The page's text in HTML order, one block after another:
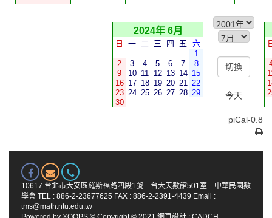
2024年 6月
日 一 二 三 四 五
六
1
2
3 4 5 6 7
8
9
10 11 12 13 14 15
16 17 18 19 20 21 22
23 24 25 26 27 28 29
30
今天
piCal-0.8
10617 台北市大安區羅斯福路四段1號 台大天數館501室 中華民國數
學會 TEL : 886-2-23677625 FAX : 886-2-2391-4439 Email :
tms@math.ntu.edu.tw